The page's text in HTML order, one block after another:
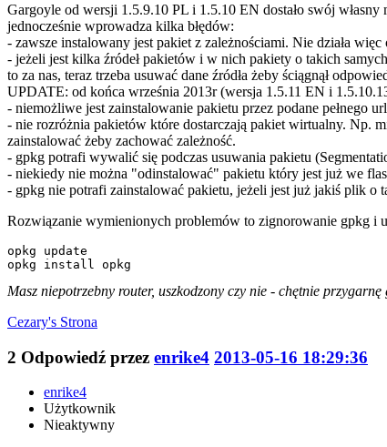
Gargoyle od wersji 1.5.9.10 PL i 1.5.10 EN dostało swój
jednocześnie wprowadza kilka błędów:
- zawsze instalowany jest pakiet z zależnościami. Nie działa
- jeżeli jest kilka źródeł pakietów i w nich pakiety o takich
to za nas, teraz trzeba usuwać dane źródła żeby ściągnął
UPDATE: od końca września 2013r (wersja 1.5.11 EN i
- niemożliwe jest zainstalowanie pakietu przez podane pełnego
- nie rozróżnia pakietów które dostarczają pakiet wirtualny. Np.
zainstalować żeby zachować zależność.
- gpkg potrafi wywalić się podczas usuwania pakietu
- niekiedy nie można "odinstalować" pakietu który jest już we
- gpkg nie potrafi zainstalować pakietu, jeżeli jest już jakiś plik
Rozwiązanie wymienionych problemów to zignorowanie gpkg i
opkg update
opkg install opkg
Masz niepotrzebny router, uszkodzony czy nie - chętnie przygarnę
Cezary's Strona
2 Odpowiedź przez enrike4 2013-05-16 18:29:36
enrike4
Użytkownik
Nieaktywny